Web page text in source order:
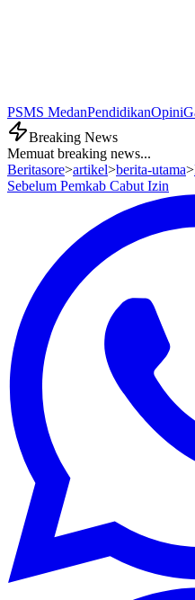
PSMS MedanPendidikanOpini
Breaking News
Memuat breaking news...
Beritasore>artikel>berita-utama>
Sebelum Pemkab Cabut Izin